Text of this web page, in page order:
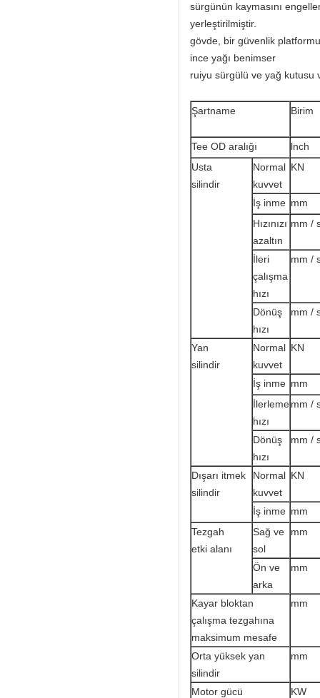
sürgünün kaymasını
yerleştirilmiştir.
gövde, bir güvenlik
ince yağı benimser
ruiyu sürgülü ve yağ kutusu
Şartname Birim
Tee OD aralığı
lnch
Usta
silindir
Normal
kuvvet
KN
İş inme mm
Hızınızı
azaltın
mm /
İleri
çalışma
hızı
mm /
Dönüş
hızı
mm /
Yan
silindir
Normal
kuvvet
KN
İş inme mm
İlerleme
hızı
mm /
Dönüş
hızı
mm /
Dışarı itmek
silindir
Normal
kuvvet
KN
İş inme mm
Tezgah
etki alanı
Sağ ve
sol
mm
Ön ve
arka
mm
Kayar bloktan
çalışma tezgahına
maksimum mesafe
mm
Orta yüksek yan
silindir
mm
Motor gücü KW